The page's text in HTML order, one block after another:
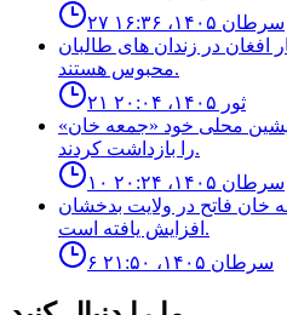
۲۷ سرطان ۱۴۰۵، ۱۶:۳۶
حاضر ۸ خبرنگار افغان در زندان‌ های طالبان
محبوس هستند.
۲۱ ثور ۱۴۰۵، ۲۰:۰۴
محلی خود «جمعه خان»
را بازداشت کردند.
۱۰ سرطان ۱۴۰۵، ۲۰:۲۴
خان فاتح در ولايت بدخشان
افزايش يافته است.
۶ سرطان ۱۴۰۵، ۲۱:۵۰